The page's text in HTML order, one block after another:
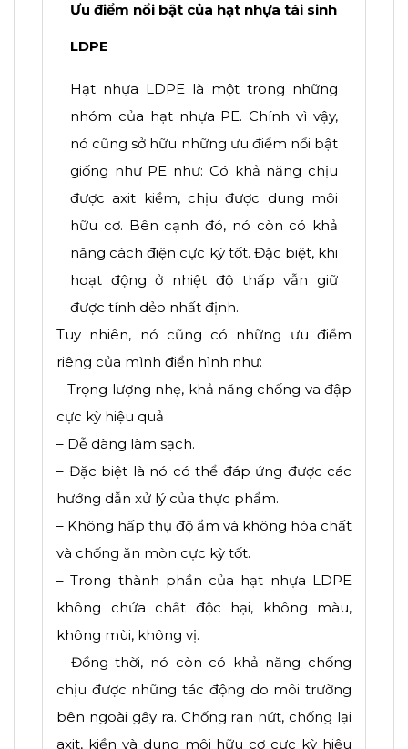
Ưu điểm nổi bật của hạt nhựa tái sinh
LDPE
Hạt nhựa LDPE là một trong những
nhóm của hạt nhựa PE. Chính vì vậy,
nó cũng sở hữu những ưu điểm nổi bật
giống như PE như: Có khả năng chịu
được axit kiềm, chịu được dung môi
hữu cơ. Bên cạnh đó, nó còn có khả
năng cách điện cực kỳ tốt. Đặc biệt, khi
hoạt động ở nhiệt độ thấp vẫn giữ
được tính dẻo nhất định.
Tuy nhiên, nó cũng có những ưu điểm
riêng của mình điển hình như:
– Trọng lượng nhẹ, khả năng chống va đập
cực kỳ hiệu quả
– Dễ dàng làm sạch.
– Đặc biệt là nó có thể đáp ứng được các
hướng dẫn xử lý của thực phẩm.
– Không hấp thụ độ ẩm và không hóa chất
và chống ăn mòn cực kỳ tốt.
– Trong thành phần của hạt nhựa LDPE
không chứa chất độc hại, không màu,
không mùi, không vị.
– Đồng thời, nó còn có khả năng chống
chịu được những tác động do môi trường
bên ngoài gây ra. Chống rạn nứt, chống lại
axit, kiền và dung môi hữu cơ cực kỳ hiệu